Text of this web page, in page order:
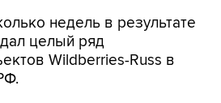
недель в результате
целый ряд
Wildberries-Russ в